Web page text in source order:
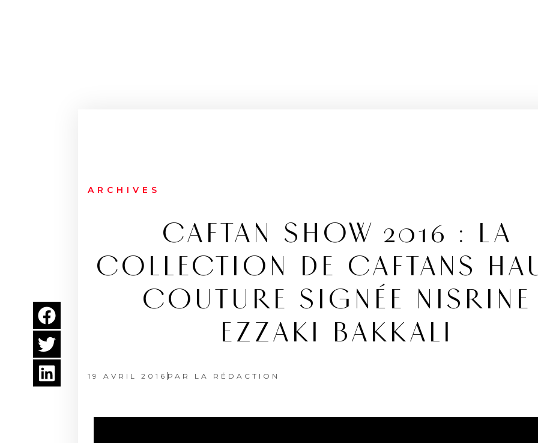
ARCHIVES
CAFTAN SHOW 2016 : LA
COLLECTION DE CAFTANS
COUTURE SIGNÉE NISRINE
EZZAKI BAKKALI
19 AVRIL 2016 PAR LA RÉDACTION